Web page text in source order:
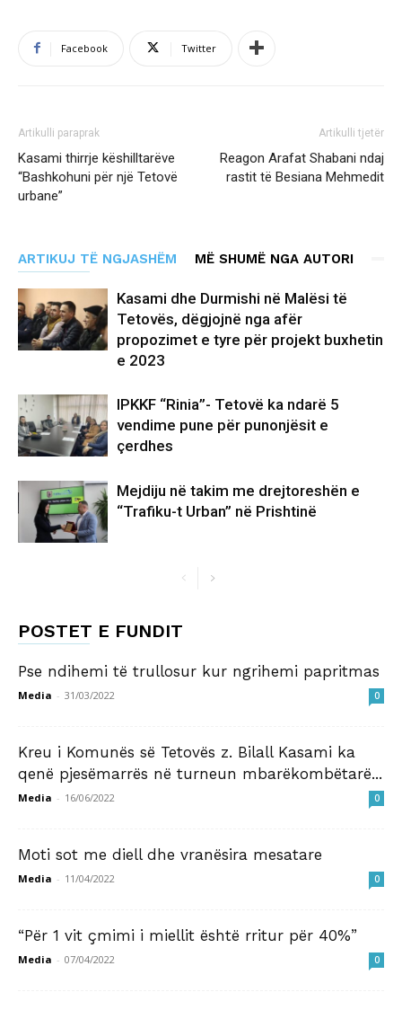
Facebook Twitter
Artikulli paraprak
Kasami thirrje këshilltarëve
“Bashkohuni për një Tetovë
urbane”
Artikulli tjetër
Reagon Arafat Shabani ndaj
rastit të Besiana Mehmedit
ARTIKUJ TË NGJASHËM MË SHUMË NGA AUTORI
Kasami dhe Durmishi në Malësi të
Tetovës, dëgjojnë nga afër
propozimet e tyre për projekt buxhetin
e 2023
IPKKF “Rinia”- Tetovë ka ndarë 5
vendime pune për punonjësit e
çerdhes
Mejdiju në takim me drejtoreshën e
“Trafiku-t Urban” në Prishtinë
POSTET E FUNDIT
Pse ndihemi të trullosur kur ngrihemi papritmas
Media - 31/03/2022 0
Kreu i Komunës së Tetovës z. Bilall Kasami ka
qenë pjesëmarrës në turneun mbarëkombëtarë...
Media - 16/06/2022 0
Moti sot me diell dhe vranësira mesatare
Media - 11/04/2022 0
“Për 1 vit çmimi i miellit është rritur për 40%”
Media - 07/04/2022 0